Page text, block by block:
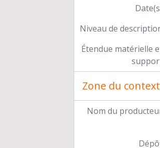
Niveau de
Étendue matérielle
Zone du
Nom du